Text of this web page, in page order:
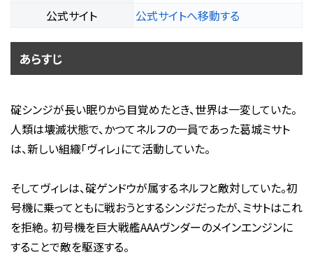
公式サイト
公式サイトへ移動する
あらすじ
碇シンジが長い眠りから目覚めたとき、世界は一変していた。
人類は壊滅状態で、かつてネルフの一員であった葛城ミサト
は、新しい組織「ヴィレ」にて活動していた。
そしてヴィレは、碇ゲンドウが属するネルフと敵対していた。初
号機に乗ってともに戦おうとするシンジだったが、ミサトはこれ
を拒絶。 初号機を巨大戦艦AAAヴンダーのメインエンジンに
することで敵を駆逐する。